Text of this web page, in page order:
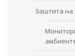
Заштита на